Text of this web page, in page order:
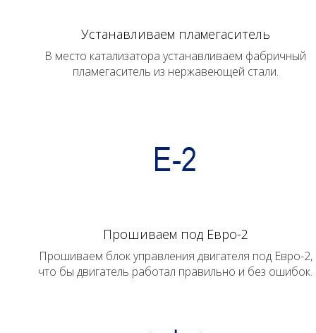
Устанавливаем пламегаситель
В место катализатора устанавливаем фабричный
пламегаситель из нержавеющей стали.
Прошиваем под Евро-2
Прошиваем блок управления двигателя под Евро-2,
что бы двигатель работал правильно и без ошибок.